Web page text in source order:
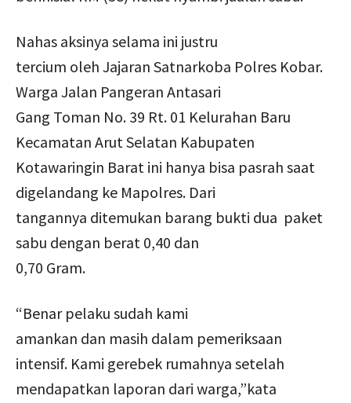
Nahas aksinya selama ini justru
tercium oleh Jajaran Satnarkoba Polres Kobar.
Warga Jalan Pangeran Antasari
Gang Toman No. 39 Rt. 01 Kelurahan Baru
Kecamatan Arut Selatan Kabupaten
Kotawaringin Barat ini hanya bisa pasrah saat
digelandang ke Mapolres. Dari
tangannya ditemukan barang bukti dua paket
sabu dengan berat 0,40 dan
0,70 Gram.
“Benar pelaku sudah kami
amankan dan masih dalam pemeriksaan
intensif. Kami gerebek rumahnya setelah
mendapatkan laporan dari warga,”kata